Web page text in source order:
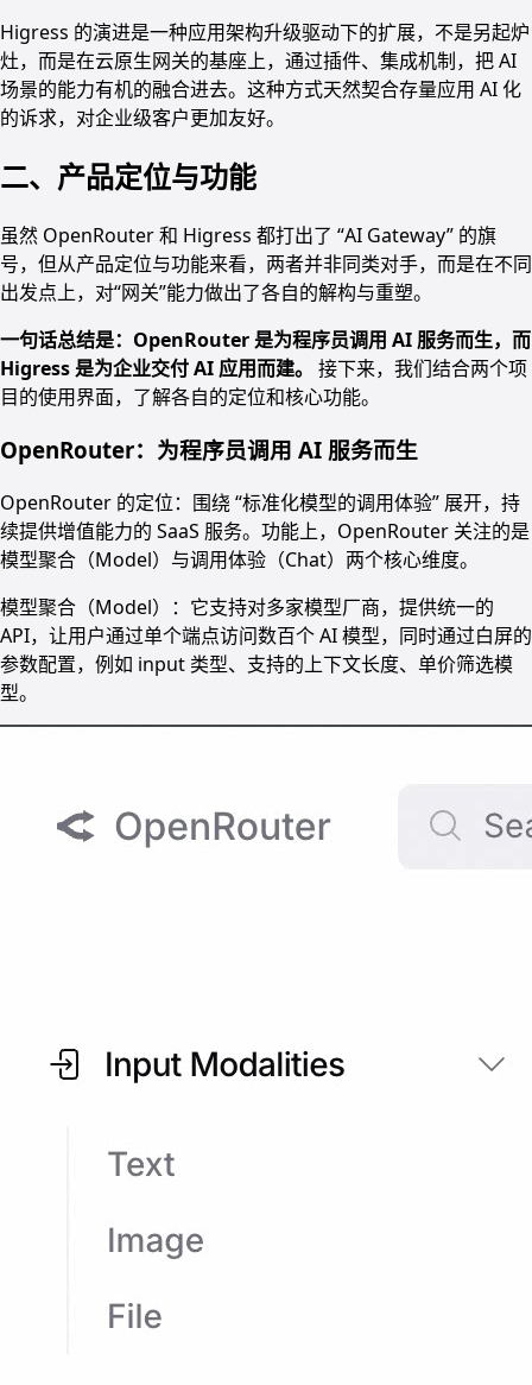
Higress 的演进是一种应用架构升级驱动下的扩展，不是另起炉
灶，而是在云原生网关的基座上，通过插件、集成机制，把 AI
场景的能力有机的融合进去。这种方式天然契合存量应用 AI 化
的诉求，对企业级客户更加友好。
二、产品定位与功能
虽然 OpenRouter 和 Higress 都打出了 “AI Gateway” 的旗
号，但从产品定位与功能来看，两者并非同类对手，而是在不同
出发点上，对“网关”能力做出了各自的解构与重塑。
一句话总结是：OpenRouter 是为程序员调用 AI 服务而生，而
Higress 是为企业交付 AI 应用而建。 接下来，我们结合两个项
目的使用界面，了解各自的定位和核心功能。
OpenRouter：为程序员调用 AI 服务而生
OpenRouter 的定位：围绕 “标准化模型的调用体验” 展开，持
续提供增值能力的 SaaS 服务。功能上，OpenRouter 关注的是
模型聚合（Model）与调用体验（Chat）两个核心维度。
模型聚合（Model）：它支持对多家模型厂商，提供统一的
API，让用户通过单个端点访问数百个 AI 模型，同时通过白屏的
参数配置，例如 input 类型、支持的上下文长度、单价筛选模
型。